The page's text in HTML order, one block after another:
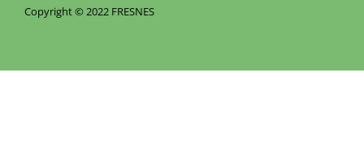
Copyright © 2022 FRESNES